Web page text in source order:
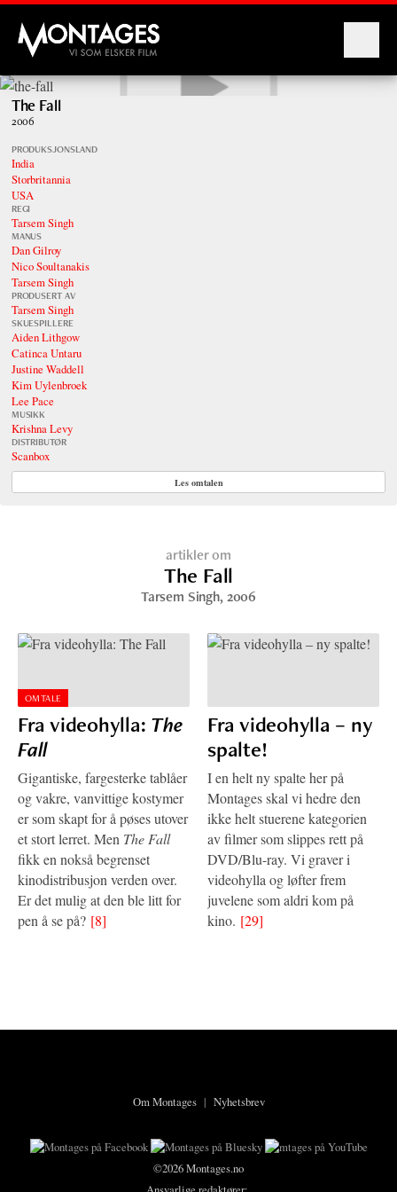
Montages
The Fall
2006
PRODUKSJONSLAND
India
Storbritannia
USA
REGI
Tarsem Singh
MANUS
Dan Gilroy
Nico Soultanakis
Tarsem Singh
PRODUSERT AV
Tarsem Singh
SKUESPILLERE
Aiden Lithgow
Catinca Untaru
Justine Waddell
Kim Uylenbroek
Lee Pace
MUSIKK
Krishna Levy
DISTRIBUTØR
Scanbox
Les omtalen
artikler om
The Fall
Tarsem Singh, 2006
OMTALE
Fra videohylla: The
Fall
Gigantiske, fargesterke tablåer
og vakre, vanvittige kostymer
er som skapt for å pøses utover
et stort lerret. Men The Fall
fikk en nokså begrenset
kinodistribusjon verden over.
Er det mulig at den ble litt for
pen å se på? [8]
Fra videohylla – ny
spalte!
I en helt ny spalte her på
Montages skal vi hedre den
ikke helt stuerene kategorien
av filmer som slippes rett på
DVD/Blu-ray. Vi graver i
videohylla og løfter frem
juvelene som aldri kom på
kino. [29]
Om Montages| Nyhetsbrev
©2026 Montages.no